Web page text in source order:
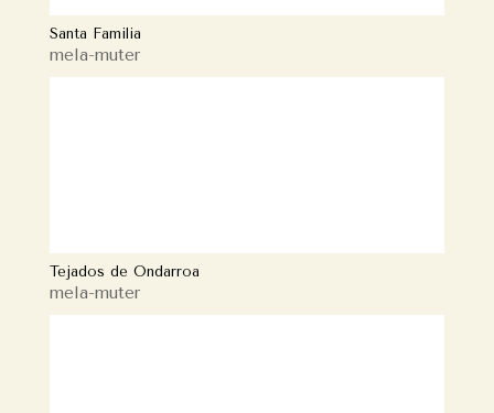
Santa Familia
mela-muter
Tejados de Ondarroa
mela-muter